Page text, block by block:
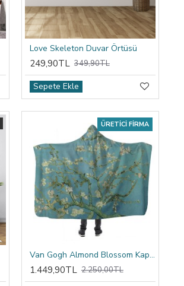
Love Skeleton Duvar Örtüsü
249,90TL 349,90TL
Sepete Ekle
ÜRETICI FIRMA
Van Gogh Almond Blossom Kapşonlu Battaniye
1.449,90TL 2.250,00TL